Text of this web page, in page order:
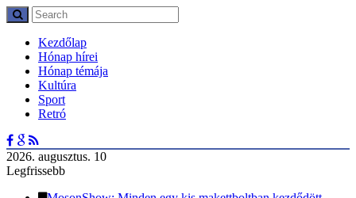
Kezdőlap
Hónap hírei
Hónap témája
Kultúra
Sport
Retró
2026. augusztus. 10
Legfrissebb